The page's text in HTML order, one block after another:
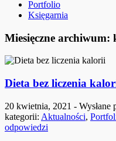
Portfolio
Księgarnia
Miesięczne archiwum:
Dieta bez liczenia
20 kwietnia, 2021 - Wysłane
kategorii: Aktualności,
odpowiedzi